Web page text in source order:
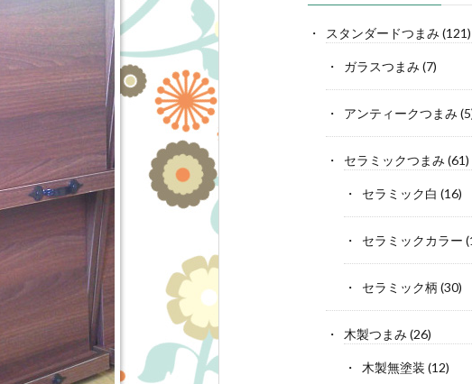
スタンダードつまみ (121)
ガラスつまみ (7)
アンティークつまみ
セラミックつまみ (61)
セラミック白 (16)
セラミックカラー
セラミック柄 (30)
木製つまみ (26)
木製無塗装 (12)